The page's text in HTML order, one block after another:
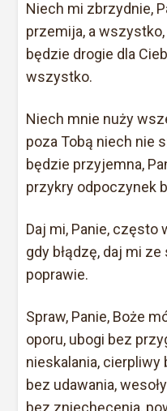
Niech mi zbrzydnie,
przemija, a
będzie drogie dla
wszystko.
Niech mnie nuży
poza Tobą niech nie
będzie przyjemna,
przykry odpoczynek
Daj mi, Panie, często
gdy błądzę, daj mi
poprawie.
Spraw, Panie, Boże
oporu, ubogi bez
nieskalania,
bez udawania,
bez zniechęcenia,